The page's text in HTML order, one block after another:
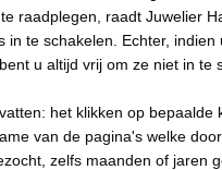
raadplegen, raadt Juwelier
in te schakelen. Echter, indien
u altijd vrij om ze niet in te
het klikken op bepaalde
van de pagina's welke
zelfs maanden of jaren